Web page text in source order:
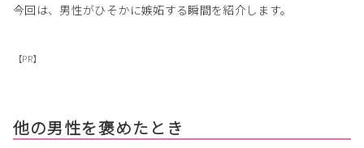
今回は、男性がひそかに嫉妬する瞬間を紹介します。
【PR】
他の男性を褒めたとき